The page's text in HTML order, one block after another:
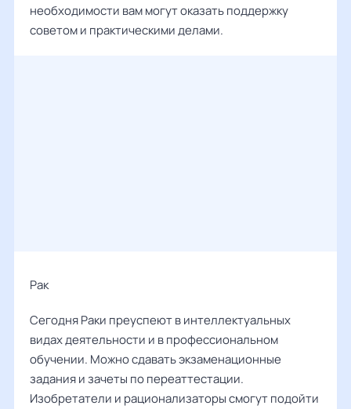
необходимости вам могут оказать поддержку
советом и практическими делами.
Рак ‌‌
Сегодня Раки преуспеют в интеллектуальных
видах деятельности и в профессиональном
обучении. Можно сдавать экзаменационные
задания и зачеты по переаттестации.
Изобретатели и рационализаторы смогут подойти